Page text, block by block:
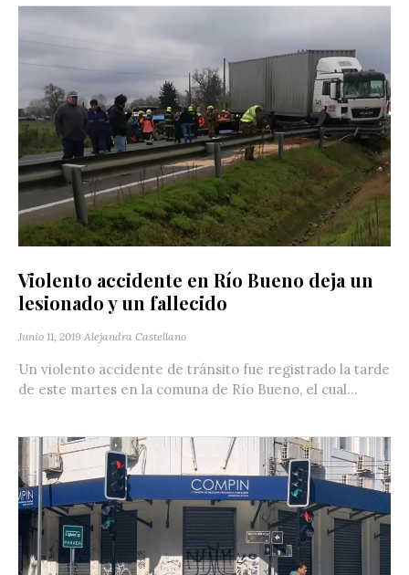
Violento accidente en Río Bueno deja un
lesionado y un fallecido
Junio 11, 2019 Alejandra Castellano
Un violento accidente de tránsito fue registrado la tarde
de este martes en la comuna de Río Bueno, el cual...